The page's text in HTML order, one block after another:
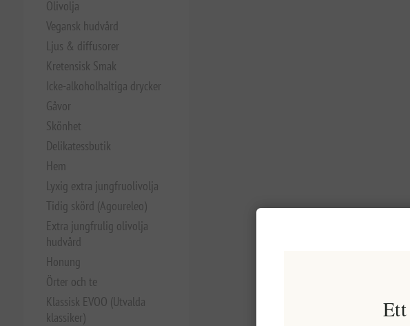
Olivolja
Vegansk hudvård
Ljus & diffusorer
Kretensisk Smak
Icke-alkoholhaltiga drycker
Gåvor
Skönhet
Delikatessbutik
Hem
Lyxig extra jungfruolivolja
Tidig skörd (Agoureleo)
Extra jungfrulig olivolja
hudvård
Honung
Örter och te
Klassisk EVOO (Utvalda
klassiker)